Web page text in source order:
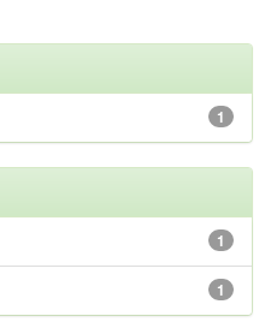
1
1
1